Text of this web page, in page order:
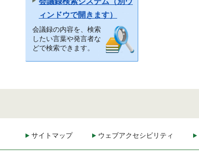
ィンドウで開きます）
会議録の内容を、検索
したい言葉や発言者な
どで検索できます。
サイトマップ ウェブアクセシビリティ